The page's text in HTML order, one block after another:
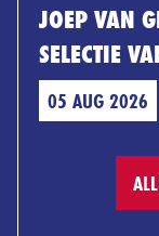
JOEP VAN
SELECTIE
05 AUG 2026